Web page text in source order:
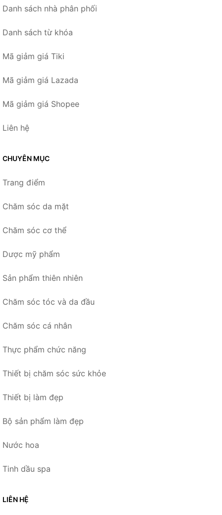
Danh sách nhà phân phối
Danh sách từ khóa
Mã giảm giá Tiki
Mã giảm giá Lazada
Mã giảm giá Shopee
Liên hệ
CHUYÊN MỤC
Trang điểm
Chăm sóc da mặt
Chăm sóc cơ thể
Dược mỹ phẩm
Sản phẩm thiên nhiên
Chăm sóc tóc và da đầu
Chăm sóc cá nhân
Thực phẩm chức năng
Thiết bị chăm sóc sức khỏe
Thiết bị làm đẹp
Bộ sản phẩm làm đẹp
Nước hoa
Tinh dầu spa
LIÊN HỆ